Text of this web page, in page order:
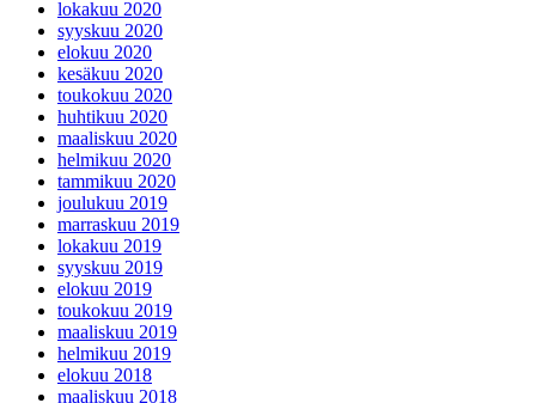
lokakuu 2020
syyskuu 2020
elokuu 2020
kesäkuu 2020
toukokuu 2020
huhtikuu 2020
maaliskuu 2020
helmikuu 2020
tammikuu 2020
joulukuu 2019
marraskuu 2019
lokakuu 2019
syyskuu 2019
elokuu 2019
toukokuu 2019
maaliskuu 2019
helmikuu 2019
elokuu 2018
maaliskuu 2018